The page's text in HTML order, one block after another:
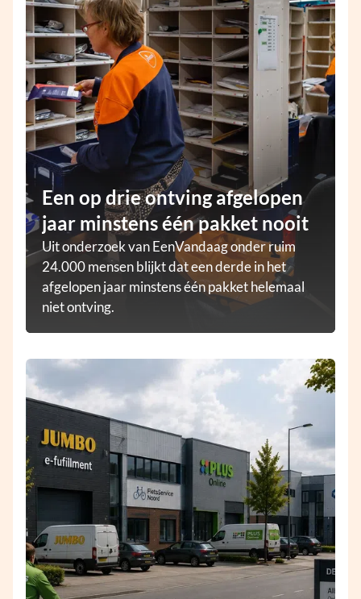
Een op drie ontving afgelopen
jaar minstens één pakket nooit
Uit onderzoek van EenVandaag onder ruim
24.000 mensen blijkt dat een derde in het
afgelopen jaar minstens één pakket helemaal
niet ontving.